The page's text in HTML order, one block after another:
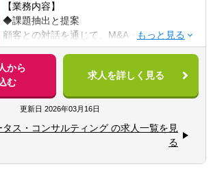
【意欲・スキル】
■会計、法務、税務等の専門知識を貪欲に身
に付ける意欲のある方
■チャレンジ精神、協調性を持って取り組め
る方
■銀行、証券、会計事務所、税理士事務所な
どにパイプがあれば 尚可
【業務内容】
◆課題抽出と提案
顧客との対話を通じて、M&A・資金調達・イ
ンセンティブプラン（ストック・オプション
等）などの資本政策上の課題を特定し、解決
案を提案します。
◆専門家との連携
提案にあたっては社内外の会計・法務・税務
の専門家とディスカッションを行い、質の高
いソリューションを提案します。
評価の専門部隊と連携し、提案の実行まで一
から
む
求人を詳しく見る
更新日 2026年03月16日
ス・コンサルティング の求人一覧を見
る